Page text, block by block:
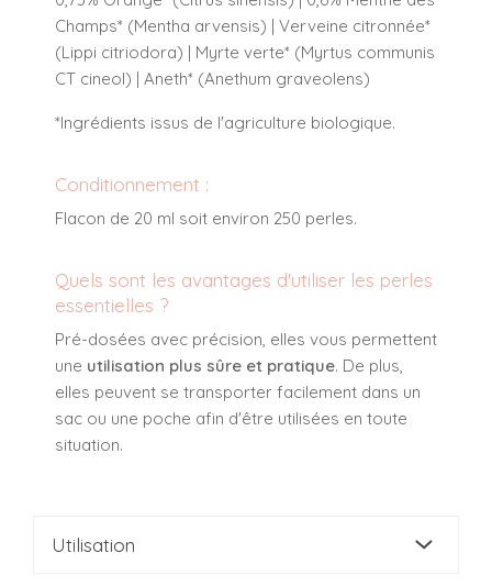
Champs* (Mentha arvensis) | Verveine citronnée*
(Lippi citriodora) | Myrte verte* (Myrtus communis
CT cineol) | Aneth* (Anethum graveolens)
*Ingrédients issus de l'agriculture biologique.
Conditionnement :
Flacon de 20 ml soit environ 250 perles.
Quels sont les avantages d'utiliser les perles
essentielles ?
Pré-dosées avec précision, elles vous permettent
une utilisation plus sûre et pratique. De plus,
elles peuvent se transporter facilement dans un
sac ou une poche afin d'être utilisées en toute
situation.
Utilisation